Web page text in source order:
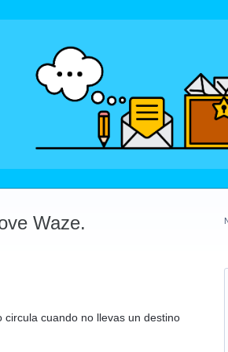
Waze.
cuando no llevas un destino